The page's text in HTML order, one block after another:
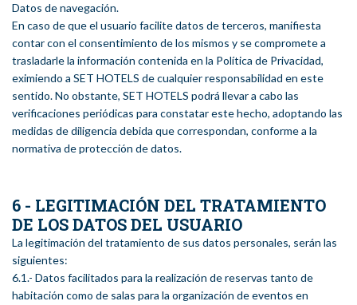
Datos de navegación.
En caso de que el usuario facilite datos de terceros, manifiesta
contar con el consentimiento de los mismos y se compromete a
trasladarle la información contenida en la Política de Privacidad,
eximiendo a SET HOTELS de cualquier responsabilidad en este
sentido. No obstante, SET HOTELS podrá llevar a cabo las
verificaciones periódicas para constatar este hecho, adoptando las
medidas de diligencia debida que correspondan, conforme a la
normativa de protección de datos.
6 - LEGITIMACIÓN DEL TRATAMIENTO
DE LOS DATOS DEL USUARIO
La legitimación del tratamiento de sus datos personales, serán las
siguientes:
6.1.- Datos facilitados para la realización de reservas tanto de
habitación como de salas para la organización de eventos en